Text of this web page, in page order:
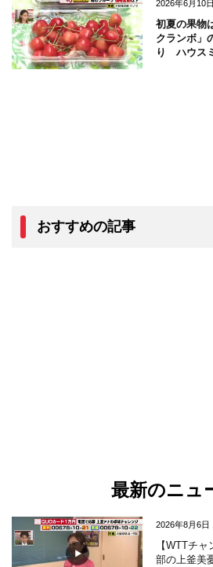
2026年6月10
初夏の果物
クランボ」
り ハウス
おすすめの記事
最新のニュ
2026年8月6日
【WTTチ
部の上釜美